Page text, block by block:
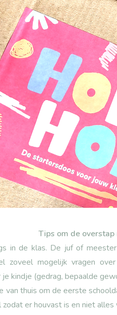
Tips om de
in de klas. De juf of
zoveel mogelijk vragen
kindje (gedrag, bepaalde
van thuis om de eerste
zodat er houvast is en niet alles